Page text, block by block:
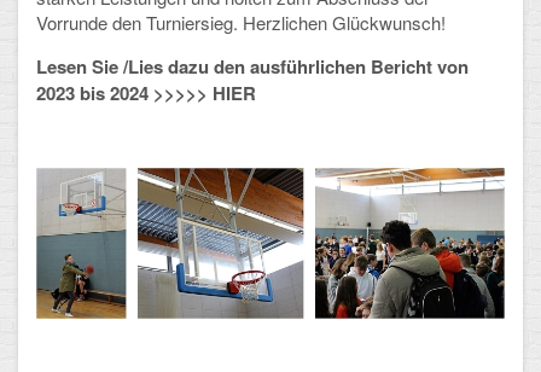
Sekretariat
Ganztagsschule
Berufsorientierung
Arbeitsgemeinschaften
Klima-Projekt
Vorrunde den Turniersieg. Herzlichen Glückwunsch!
Lesen Sie /Lies dazu den ausführlichen Bericht von
2023 bis 2024 >>>>> HIER